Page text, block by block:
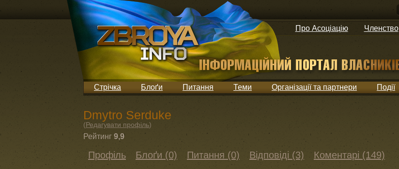
Про Асоціацію Членство
Стрічка Блоґи Питання Теми Організації та партнери Події
Dmytro Serduke
(Редагувати профіль)
Рейтинг 9,9
Профіль Блоґи (0) Питання (0) Відповіді (3) Коментарі (149)